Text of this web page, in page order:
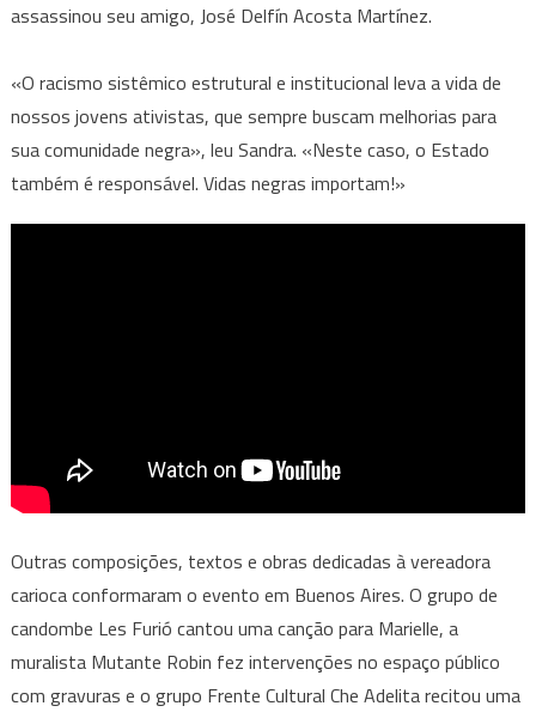
assassinou seu amigo, José Delfín Acosta Martínez.
«O racismo sistêmico estrutural e institucional leva a vida de
nossos jovens ativistas, que sempre buscam melhorias para
sua comunidade negra», leu Sandra. «Neste caso, o Estado
também é responsável. Vidas negras importam!»
Outras composições, textos e obras dedicadas à vereadora
carioca conformaram o evento em Buenos Aires. O grupo de
candombe Les Furió cantou uma canção para Marielle, a
muralista Mutante Robin fez intervenções no espaço público
com gravuras e o grupo Frente Cultural Che Adelita recitou uma